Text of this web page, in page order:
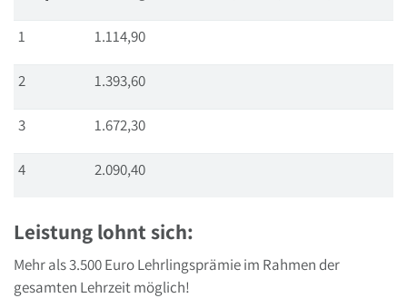
1 1.114,90
2 1.393,60
3 1.672,30
4 2.090,40
Leistung lohnt sich:
Mehr als 3.500 Euro Lehrlingsprämie im Rahmen der
gesamten Lehrzeit möglich!